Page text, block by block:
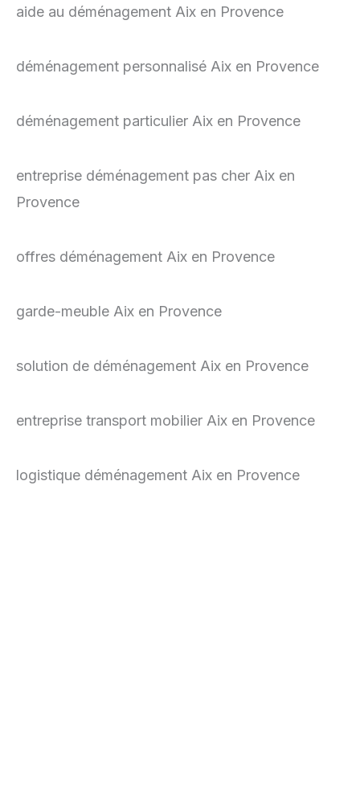
aide au déménagement Aix en Provence
déménagement personnalisé Aix en Provence
déménagement particulier Aix en Provence
entreprise déménagement pas cher Aix en
Provence
offres déménagement Aix en Provence
garde-meuble Aix en Provence
solution de déménagement Aix en Provence
entreprise transport mobilier Aix en Provence
logistique déménagement Aix en Provence